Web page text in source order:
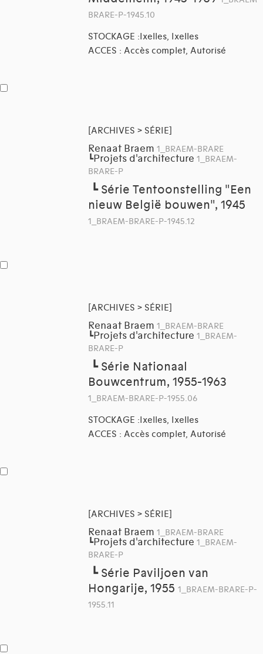
BRARE-P-1945.10
STOCKAGE :Ixelles, Ixelles
ACCES : Accès complet, Autorisé
[ARCHIVES > SÉRIE]
Renaat Braem 1_BRAEM-BRARE
┗Projets d'architecture 1_BRAEM-
BRARE-P
┗ Série Tentoonstelling "Een
nieuw België bouwen", 1945
1_BRAEM-BRARE-P-1945.12
[ARCHIVES > SÉRIE]
Renaat Braem 1_BRAEM-BRARE
┗Projets d'architecture 1_BRAEM-
BRARE-P
┗ Série Nationaal
Bouwcentrum, 1955-1963
1_BRAEM-BRARE-P-1955.06
STOCKAGE :Ixelles, Ixelles
ACCES : Accès complet, Autorisé
[ARCHIVES > SÉRIE]
Renaat Braem 1_BRAEM-BRARE
┗Projets d'architecture 1_BRAEM-
BRARE-P
┗ Série Paviljoen van
Hongarije, 1955 1_BRAEM-BRARE-P-
1955.11